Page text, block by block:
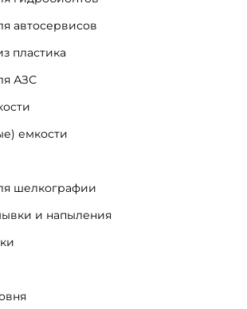
автосервисов
пластика
АЗС
емкости
шелкографии
и напыления